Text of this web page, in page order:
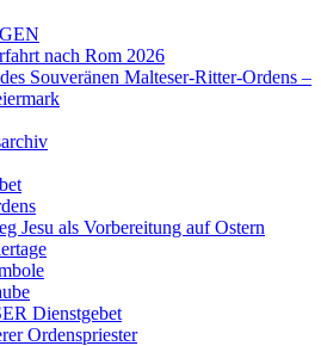
nach Rom 2026
Souveränen Malteser-Ritter-Ordens –
Jesu als Vorbereitung auf Ostern
Dienstgebet
Ordenspriester